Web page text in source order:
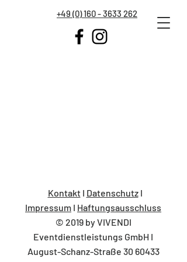
+49 (0) 160 - 3633 262
KontaktI DatenschutzI
Impressum I Haftungsausschluss
© 2019 by VIVENDI
Eventdienstleistungs GmbH I
August-Schanz-Straße 30 60433